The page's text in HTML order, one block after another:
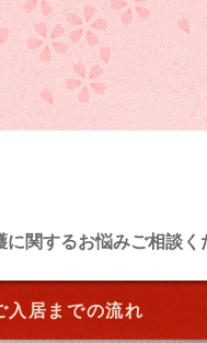
関するお悩みご相談く
入居までの流れ